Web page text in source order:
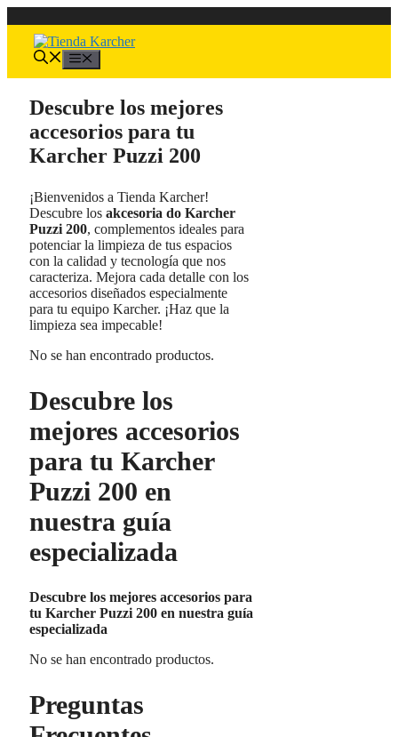
al
contenido
Descubre los mejores
accesorios para tu
Karcher Puzzi 200
¡Bienvenidos a Tienda Karcher!
Descubre los akcesoria do Karcher
Puzzi 200, complementos ideales para
potenciar la limpieza de tus espacios
con la calidad y tecnología que nos
caracteriza. Mejora cada detalle con los
accesorios diseñados especialmente
para tu equipo Karcher. ¡Haz que la
limpieza sea impecable!
No se han encontrado productos.
Descubre los
mejores accesorios
para tu Karcher
Puzzi 200 en
nuestra guía
especializada
Descubre los mejores accesorios para
tu Karcher Puzzi 200 en nuestra guía
especializada
No se han encontrado productos.
Preguntas